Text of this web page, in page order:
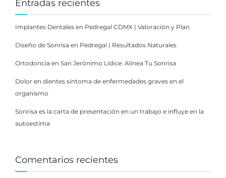
Entradas recientes
Implantes Dentales en Pedregal CDMX | Valoración y Plan
Diseño de Sonrisa en Pedregal | Resultados Naturales
Ortodoncia en San Jerónimo Lídice: Alinea Tu Sonrisa
Dolor en dientes síntoma de enfermedades graves en el
organismo
Sonrisa es la carta de presentación en un trabajo e influye en la
autoestima
Comentarios recientes